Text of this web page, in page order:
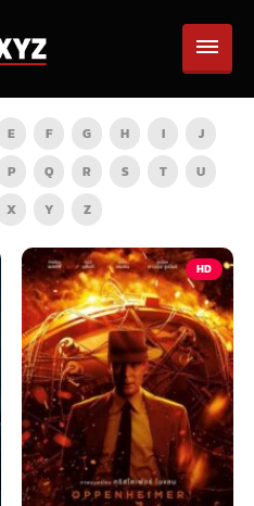
E F G H I
J
P Q R S T
U
X Y Z
HD